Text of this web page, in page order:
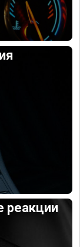
реакции